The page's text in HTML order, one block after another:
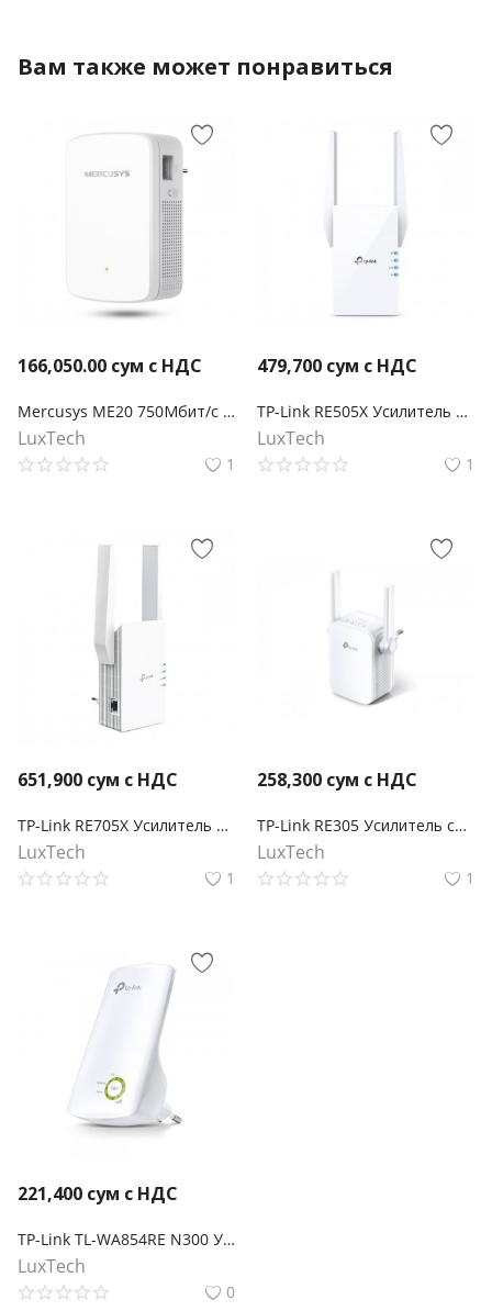
Вам также может понравиться
166,050.00 сум с НДС
Mercusys ME20 750Мбит/с Усилитель беспроводного сигнала Wi-Fi
LuxTech
1
479,700 сум с НДС
TP-Link RE505X Усилитель сигнала Wi‑Fi AX1500 с поддержкой Mesh
LuxTech
1
651,900 сум с НДС
TP-Link RE705X Усилитель Wi‑Fi сигнала AX3000 с поддержкой Mesh
LuxTech
1
258,300 сум с НДС
TP-Link RE305 Усилитель сигнала Wi‑Fi AC1200 с поддержкой Mesh
LuxTech
1
221,400 сум с НДС
TP-Link TL-WA854RE N300 Усилитель Wi-Fi сигнала
LuxTech
0